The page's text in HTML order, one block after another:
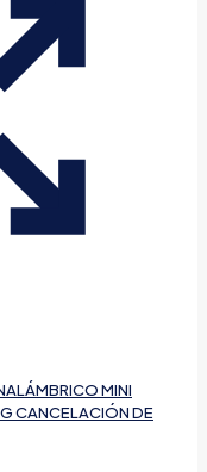
MINI
CANCELACIÓN DE